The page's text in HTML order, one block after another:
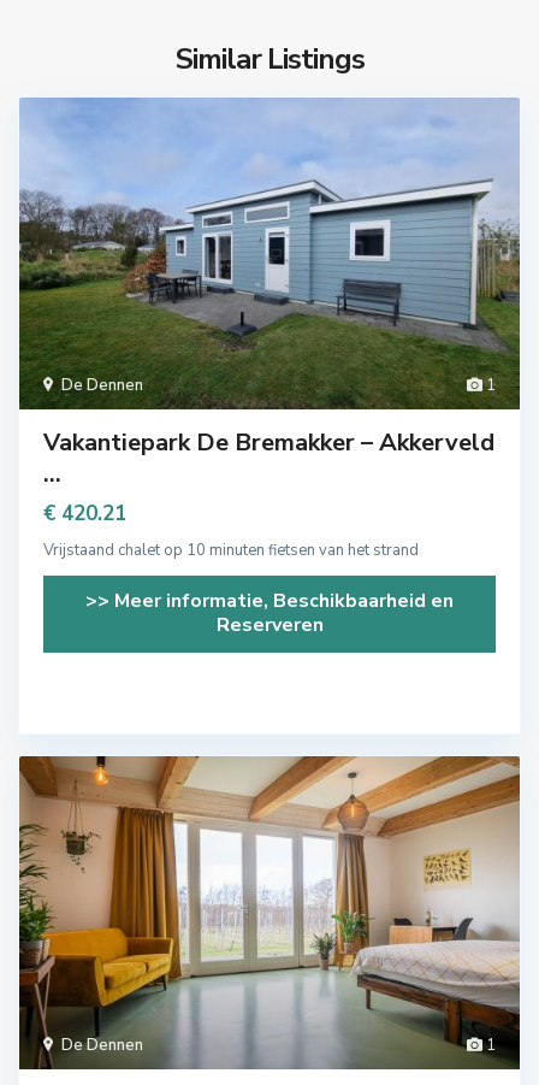
Similar Listings
1
De Dennen
Vakantiepark De Bremakker – Akkerveld
...
€ 420.21
Vrijstaand chalet op 10 minuten fietsen van het strand
>> Meer informatie, Beschikbaarheid en
Reserveren
1
De Dennen